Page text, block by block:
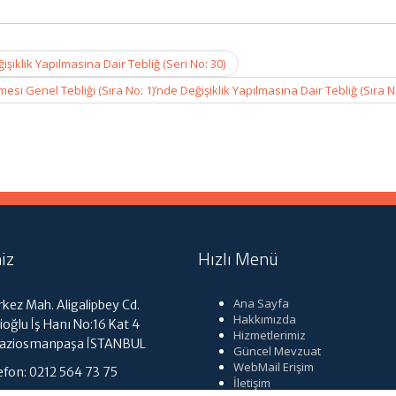
Yapılmasına Dair Tebliğ (Seri No: 30)
Genel Tebliği (Sıra No: 1)’nde Değişiklik Yapılmasına Dair Tebliğ (Sıra
Mah. Aligalipbey Cd.
İş Hanı No:16 Kat 4
İSTANBUL
0212 564 73 75
Hızlı Menü
Ana Sayfa
Hakkımızda
Hizmetlerimiz
Güncel Mevzuat
WebMail Erişim
İletişim